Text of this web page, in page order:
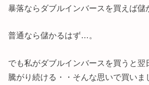
暴落ならダブルインバースを買えば儲
普通なら儲かるはず…。
でも私がダブルインバースを買うと翌
騰がり続ける・・そんな思いで買いま